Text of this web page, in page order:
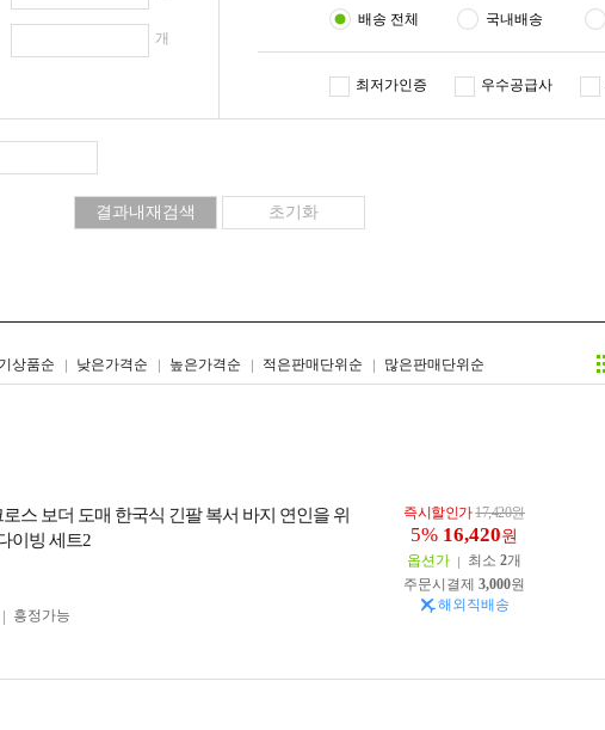
개
배송 전체 국내배송
최저가인증 우수공급사
상품순 낮은가격순 높은가격순 적은판매단위순 많은판매단위순
트형
갤러리형
스 보더 도매 한국식 긴팔 복서 바지 연인을 위
이빙 세트2
즉시할인가17,420원
5% 16,420원
옵션가 최소 2개
주문시결제 3,000원
해외직배송
흥정가능